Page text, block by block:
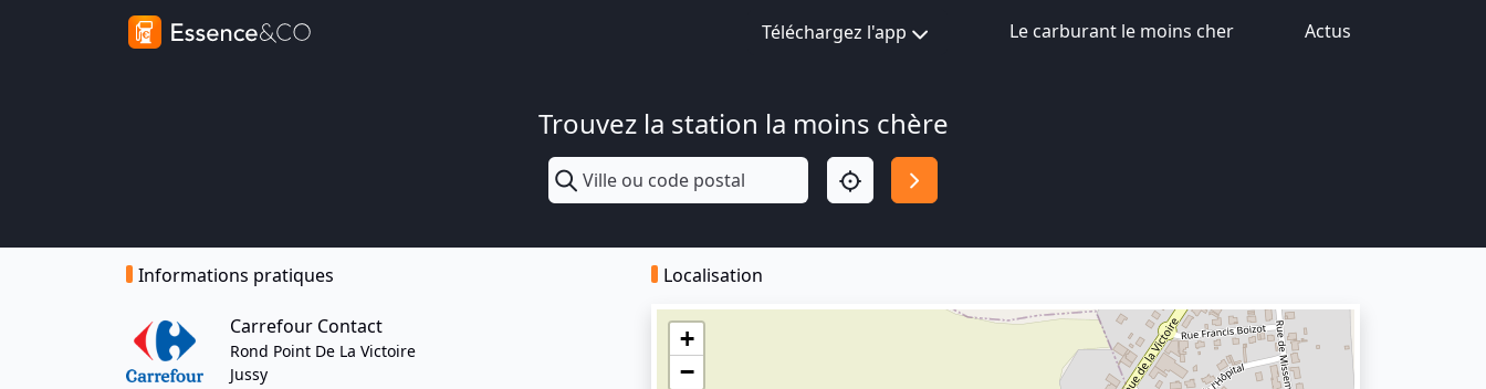
Téléchargez l'app Le carburant le moins cher Actus
Trouvez la station la moins chère
Informations pratiques
Carrefour Contact
Rond Point De La Victoire
Jussy
Localisation
+
−